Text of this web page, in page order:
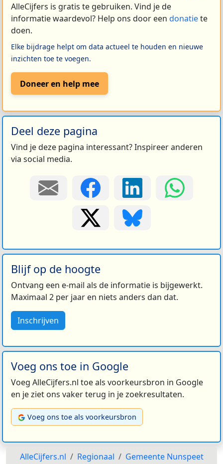
AlleCijfers is gratis te gebruiken. Vind je de
informatie waardevol? Help ons door een donatiete
doen.
Elke bijdrage helpt om data actueel te houden en nieuwe
inzichten toe te voegen.
Doneer en help mee
Deel deze pagina
Vind je deze pagina interessant? Inspireer anderen
via social media.
Blijf op de hoogte
Ontvang een e-mail als de informatie is bijgewerkt.
Maximaal 2 per jaar en niets anders dan dat.
Inschrijven
Voeg ons toe in Google
Voeg AlleCijfers.nl toe als voorkeursbron in Google
en je ziet ons vaker terug in je zoekresultaten.
Voeg ons toe als voorkeursbron
AlleCijfers.nl Regionaal
Gemeente Nunspeet